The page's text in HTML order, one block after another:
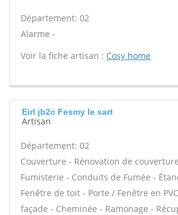
Département: 02
Alarme -
Voir la fiche artisan : Cosy home
Eirl jb2c Fesmy le sart
Artisan
Département: 02
Couverture - Rénovation de
Fumisterie - Conduits de Fumée -
Fenêtre de toit - Porte / Fenêtre en
façade - Cheminée - Ramonage -